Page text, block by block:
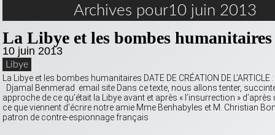
Archives pour10 juin 2013
La Libye et les bombes humanitaires
10 juin 2013
Libye
La Libye et les bombes humanitaires DATE DE CRÉATION DE
Djamal Benmerad email site Dans ce texte, nous allons tenter,
approche de ce qu’était la Libye avant et après « l’insurrection » d’après
ce que viennent d’écrire notre amie Mme Benhabyles et M. Christian
patron de contre-espionnage français